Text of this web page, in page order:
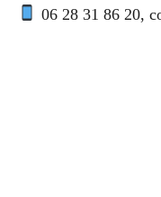
06 28 31 86 20,